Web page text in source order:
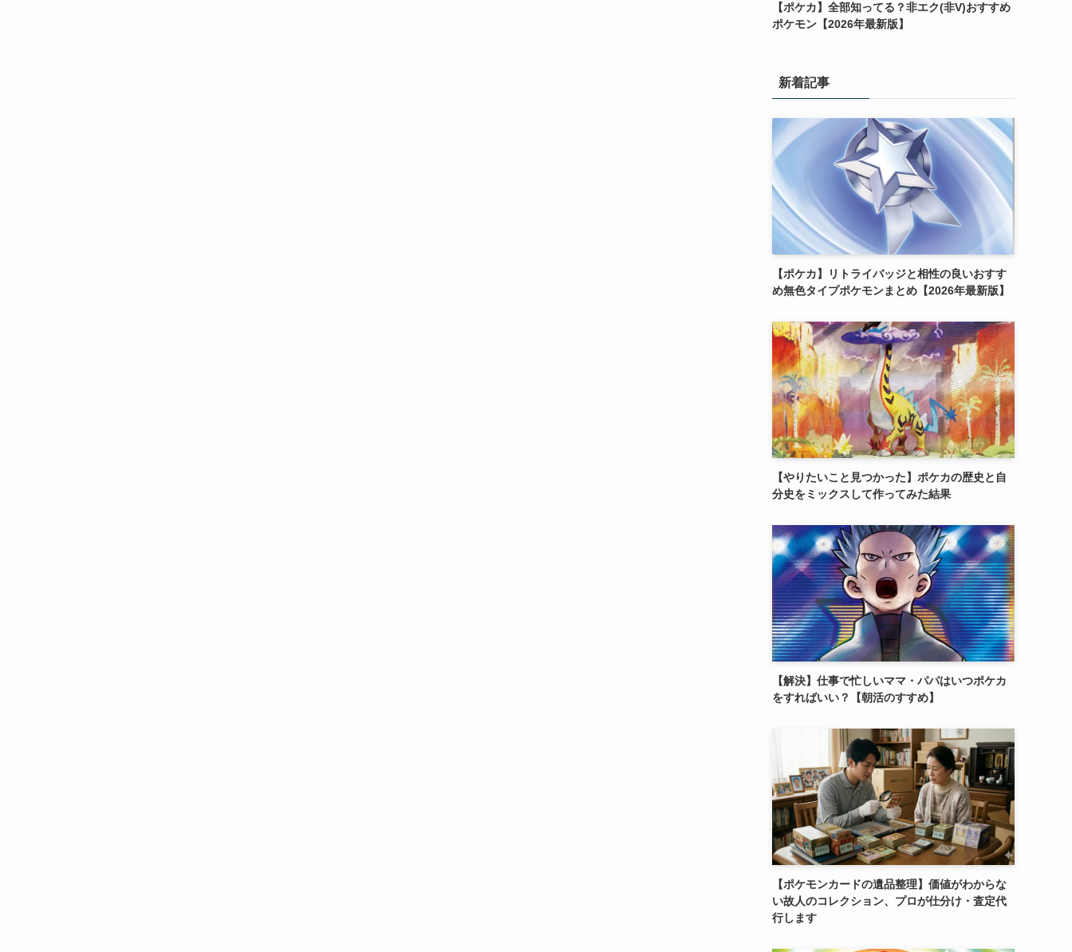
【ポケカ】全部知ってる？非エク(非V)おすすめ
ポケモン【2026年最新版】
新着記事
【ポケカ】リトライバッジと相性の良いおすす
め無色タイプポケモンまとめ【2026年最新版】
【やりたいこと見つかった】ポケカの歴史と自
分史をミックスして作ってみた結果
【解決】仕事で忙しいママ・パパはいつポケカ
をすればいい？【朝活のすすめ】
【ポケモンカードの遺品整理】価値がわからな
い故人のコレクション、プロが仕分け・査定代
行します